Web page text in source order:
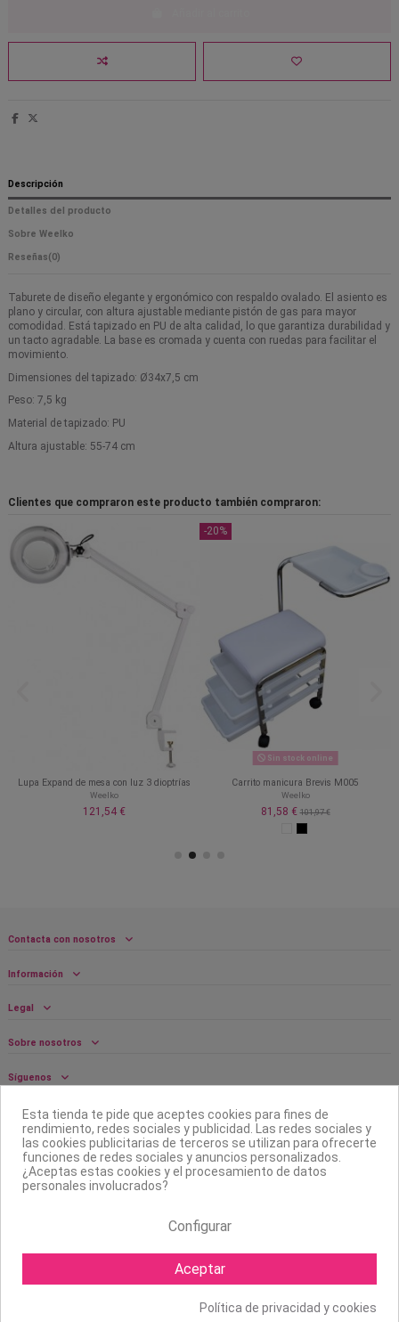
Descripción
Detalles del producto
Sobre Weelko
Reseñas(0)
Taburete de diseño elegante y ergonómico con respaldo ovalado. El asiento es
plano y circular, con altura ajustable mediante pistón de gas para mayor
comodidad. Está tapizado en PU de alta calidad, lo que garantiza durabilidad y
un tacto agradable. La base es cromada y cuenta con ruedas para facilitar el
movimiento.
Dimensiones del tapizado: Ø34x7,5 cm
Peso: 7,5 kg
Material de tapizado: PU
Altura ajustable: 55-74 cm
Clientes que compraron este producto también compraron:
Lupa Expand de mesa con luz 3 dioptrías
Weelko
121,54 €
-20%
Sin stock online
Carrito manicura Brevis M005
Weelko
81,58 €101,97 €
Contacta con nosotros
Información
Legal
Sobre nosotros
Síguenos
Boletín
Esta tienda te pide que aceptes cookies para fines de
rendimiento, redes sociales y publicidad. Las redes sociales y
las cookies publicitarias de terceros se utilizan para ofrecerte
funciones de redes sociales y anuncios personalizados.
¿Aceptas estas cookies y el procesamiento de datos
personales involucrados?
Configurar
Aceptar
Política de privacidad y cookies